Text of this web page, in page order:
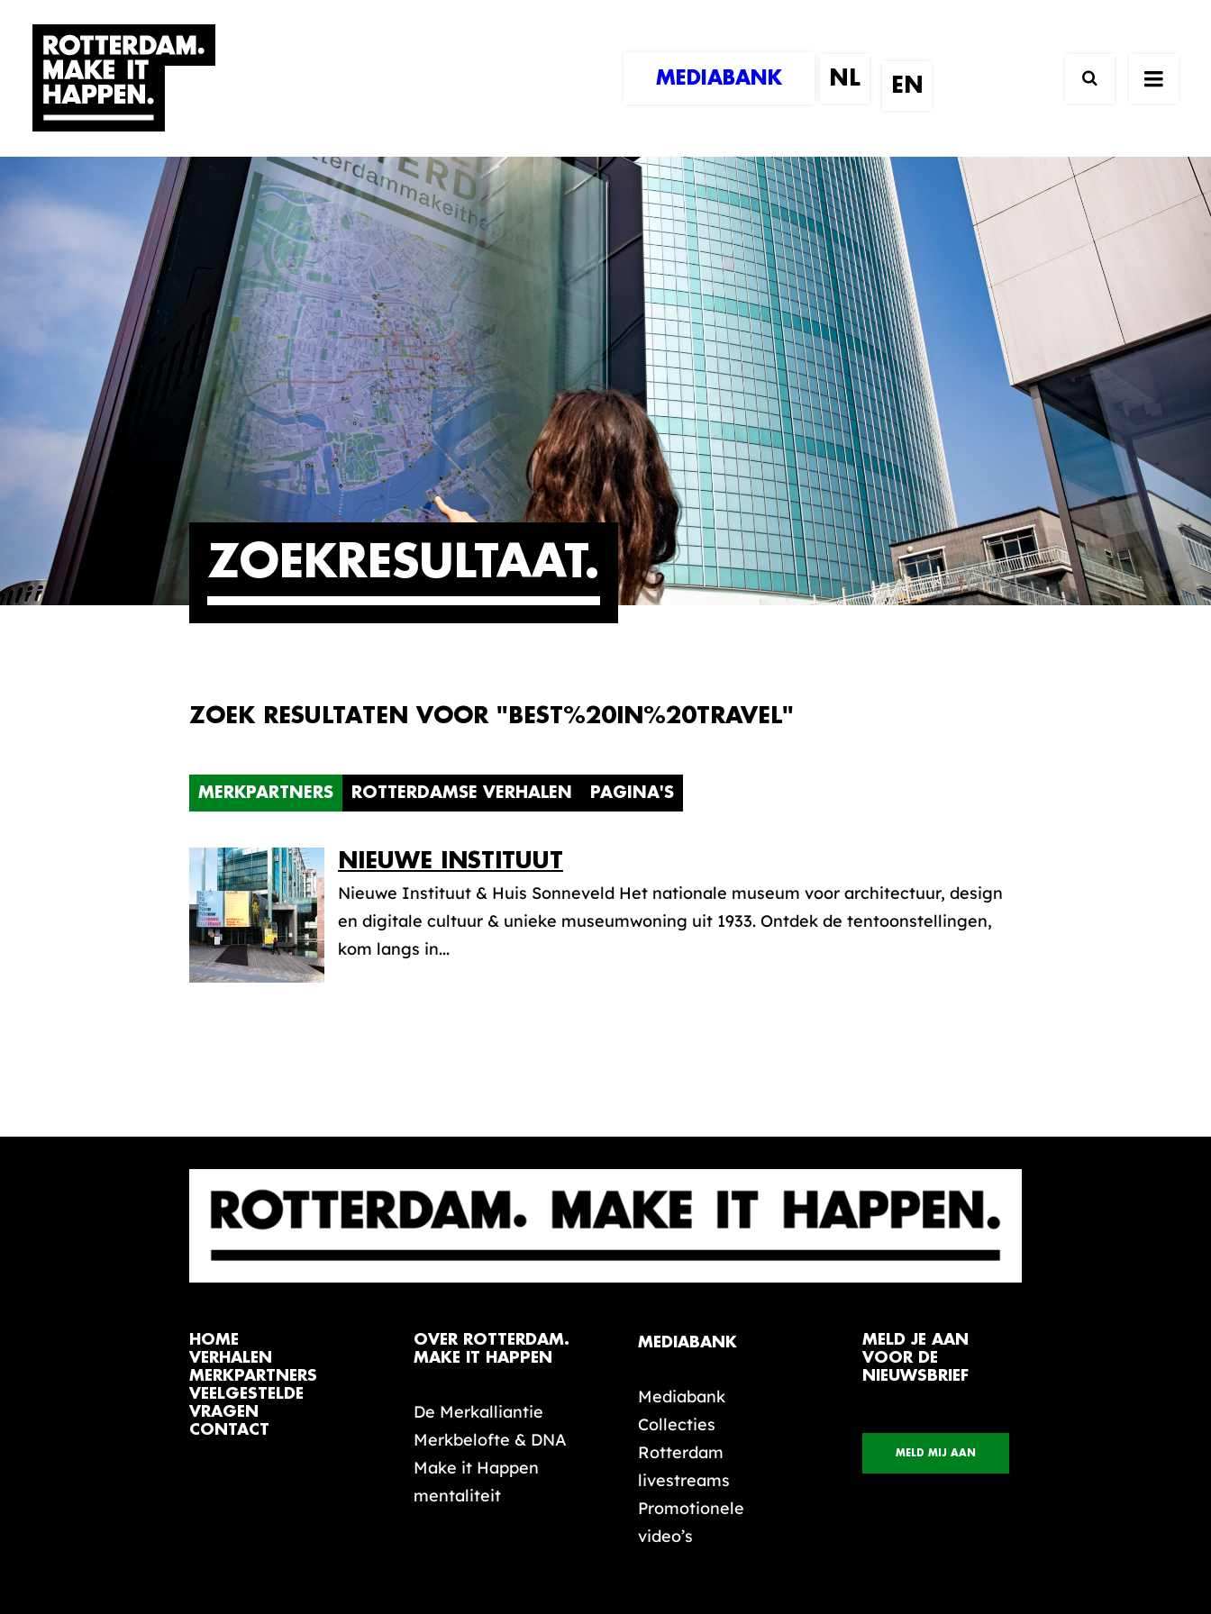
MEDIABANK
ZOEKRESULTAAT
ZOEK RESULTATEN VOOR "BEST%20IN%20TRAVEL"
MERKPARTNERS ROTTERDAMSE VERHALEN PAGINA'S
NIEUWE INSTITUUT
Nieuwe Instituut & Huis Sonneveld Het nationale museum voor architectuur, design
en digitale cultuur & unieke museumwoning uit 1933. Ontdek de tentoonstellingen,
kom langs in...
HOME
VERHALEN
MERKPARTNERS
VEELGESTELDE
VRAGEN
CONTACT
OVER ROTTERDAM.
MAKE IT HAPPEN
De Merkalliantie
Merkbelofte & DNA
Make it Happen
mentaliteit
MEDIABANK
Mediabank
Collecties
Rotterdam
livestreams
Promotionele
video’s
MELD JE AAN
VOOR DE
NIEUWSBRIEF
MELD MIJ AAN